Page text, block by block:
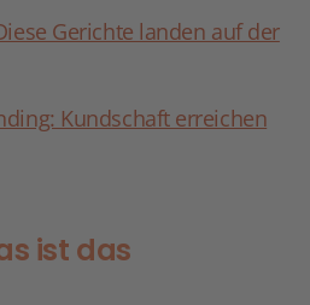
Gerichte landen auf der
Kundschaft erreichen
ist das